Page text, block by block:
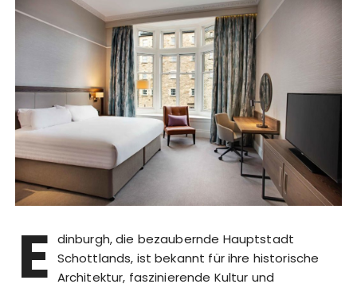
E dinburgh, die bezaubernde Hauptstadt
Schottlands, ist bekannt für ihre historische
Architektur, faszinierende Kultur und